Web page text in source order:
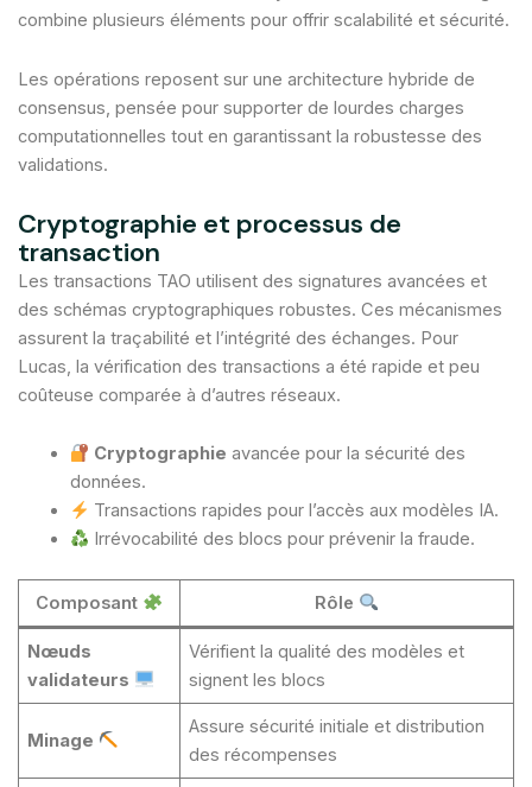
combine plusieurs éléments pour offrir scalabilité et sécurité.
Les opérations reposent sur une architecture hybride de
consensus, pensée pour supporter de lourdes charges
computationnelles tout en garantissant la robustesse des
validations.
Cryptographie et processus de
transaction
Les transactions TAO utilisent des signatures avancées et
des schémas cryptographiques robustes. Ces mécanismes
assurent la traçabilité et l’intégrité des échanges. Pour
Lucas, la vérification des transactions a été rapide et peu
coûteuse comparée à d’autres réseaux.
Cryptographie avancée pour la sécurité des
données.
Transactions rapides pour l’accès aux modèles IA.
Irrévocabilité des blocs pour prévenir la fraude.
Composant Rôle
Nœuds
validateurs
Vérifient la qualité des modèles et
signent les blocs
Minage
Assure sécurité initiale et distribution
des récompenses